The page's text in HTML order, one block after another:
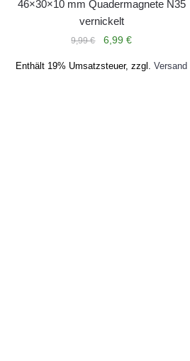
46×30×10 mm Quadermagnete N35
vernickelt
9,99€
Ursprünglicher
war:
6,99€Aktueller
ist:
Enthält 19% Umsatzsteuer, zzgl.Versand